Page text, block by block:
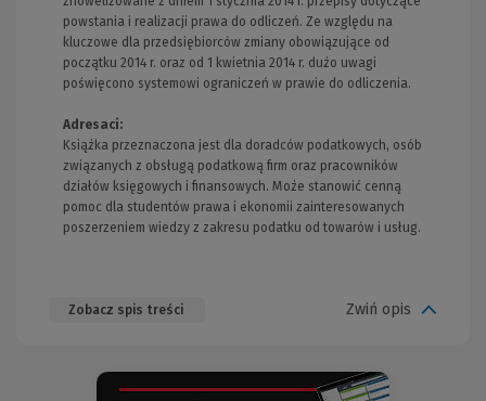
powstania i realizacji prawa do odliczeń. Ze względu na
kluczowe dla przedsiębiorców zmiany obowiązujące od
początku 2014 r. oraz od 1 kwietnia 2014 r. dużo uwagi
poświęcono systemowi ograniczeń w prawie do odliczenia.
Adresaci:
Książka przeznaczona jest dla doradców podatkowych, osób
związanych z obsługą podatkową firm oraz pracowników
działów księgowych i finansowych. Może stanowić cenną
pomoc dla studentów prawa i ekonomii zainteresowanych
poszerzeniem wiedzy z zakresu podatku od towarów i usług.
Zobacz spis treści Zwiń opis